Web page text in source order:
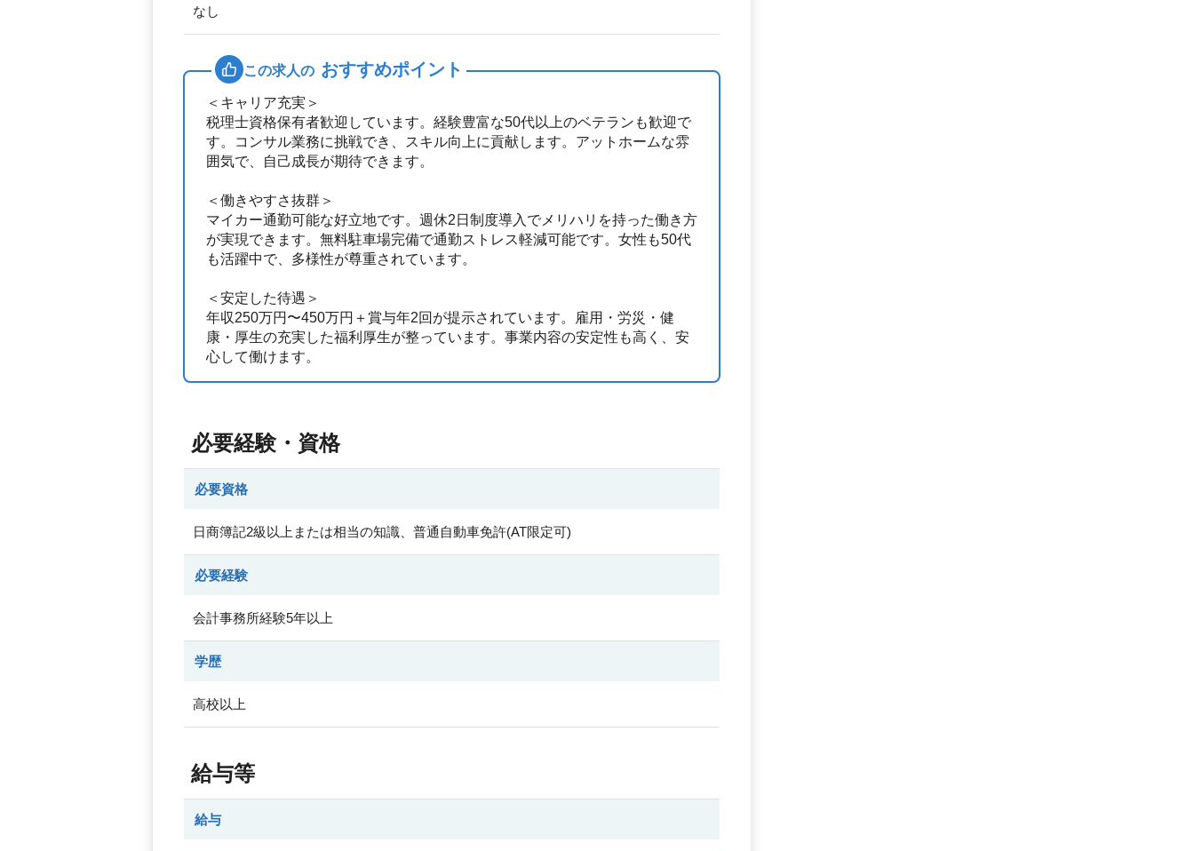
なし
この求人の おすすめポイント
＜キャリア充実＞
税理士資格保有者歓迎しています。経験豊富な50代以上のベテランも歓迎で
す。コンサル業務に挑戦でき、スキル向上に貢献します。アットホームな雰
囲気で、自己成長が期待できます。
＜働きやすさ抜群＞
マイカー通勤可能な好立地です。週休2日制度導入でメリハリを持った働き方
が実現できます。無料駐車場完備で通勤ストレス軽減可能です。女性も50代
も活躍中で、多様性が尊重されています。
＜安定した待遇＞
年収250万円〜450万円＋賞与年2回が提示されています。雇用・労災・健
康・厚生の充実した福利厚生が整っています。事業内容の安定性も高く、安
心して働けます。
必要経験・資格
必要資格
日商簿記2級以上または相当の知識、普通自動車免許(AT限定可)
必要経験
会計事務所経験5年以上
学歴
高校以上
給与等
給与